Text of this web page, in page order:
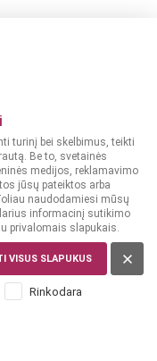
turinį bei skelbimus, teikti
Be to, svetainės
medijos, reklamavimo
jūsų pateiktos arba
naudodamiesi mūsų
informacinį sutikimo
privalomais slapukais.
VISUS SLAPUKUS
Rinkodara
L